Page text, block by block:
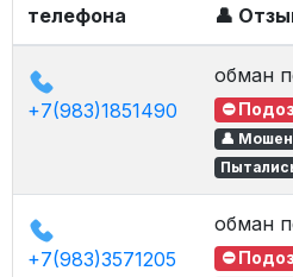
телефона
👤
+7(983)1851490
обман
⛔
👤
+7(983)3571205
обман
⛔